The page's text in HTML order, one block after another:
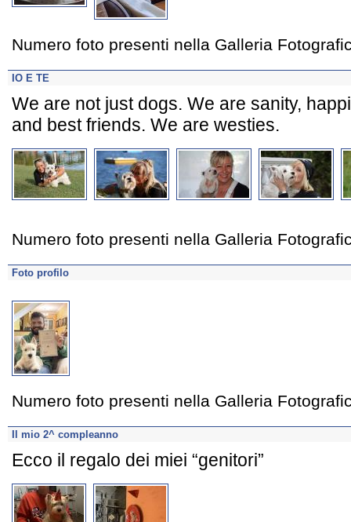
Numero foto presenti nella Galleria
IO E TE
We are not just dogs. We are sanity,
and best friends. We are westies.
Numero foto presenti nella Galleria
Foto profilo
Numero foto presenti nella Galleria
Il mio 2^ compleanno
Ecco il regalo dei miei “genitori”